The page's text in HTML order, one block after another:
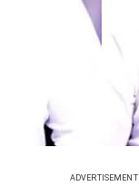
ADVERTISEMENT